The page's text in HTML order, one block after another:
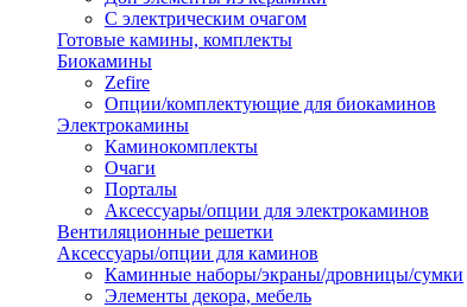
С электрическим очагом
Готовые камины, комплекты
Биокамины
Zefire
Опции/комплектующие для биокаминов
Электрокамины
Каминокомплекты
Очаги
Порталы
Аксессуары/опции для электрокаминов
Вентиляционные решетки
Аксессуары/опции для каминов
Каминные наборы/экраны/дровницы/сумки
Элементы декора, мебель